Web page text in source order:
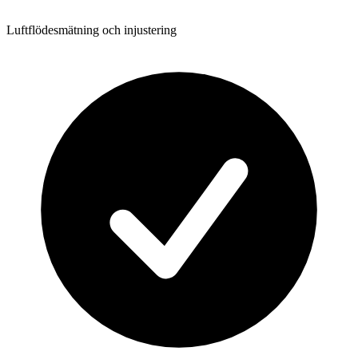
Luftflödesmätning och injustering